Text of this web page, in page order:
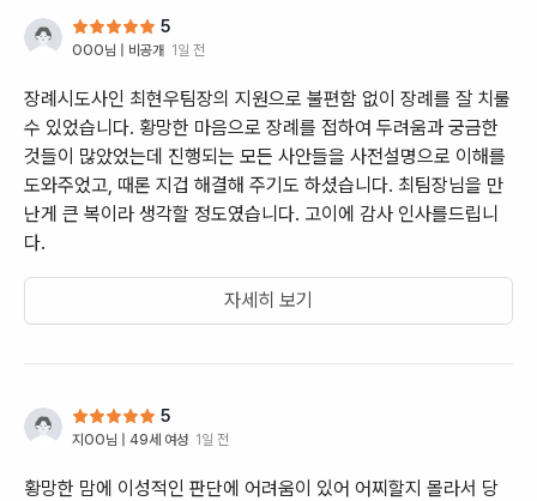
5
OOO님 | 비공개 1일 전
장례시도사인 최현우팀장의 지원으로 불편함 없이 장례를 잘 치룰
수 있었습니다. 황망한 마음으로 장례를 접하여 두려움과 궁금한
것들이 많았었는데 진행되는 모든 사안들을 사전설명으로 이해를
도와주었고, 때론 지겁 해결해 주기도 하셨습니다. 최팀장님을 만
난게 큰 복이라 생각할 정도였습니다. 고이에 감사 인사를드립니
다.
자세히 보기
5
지OO님 | 49세 여성 1일 전
황망한 맘에 이성적인 판단에 어려움이 있어 어찌할지 몰라서 당